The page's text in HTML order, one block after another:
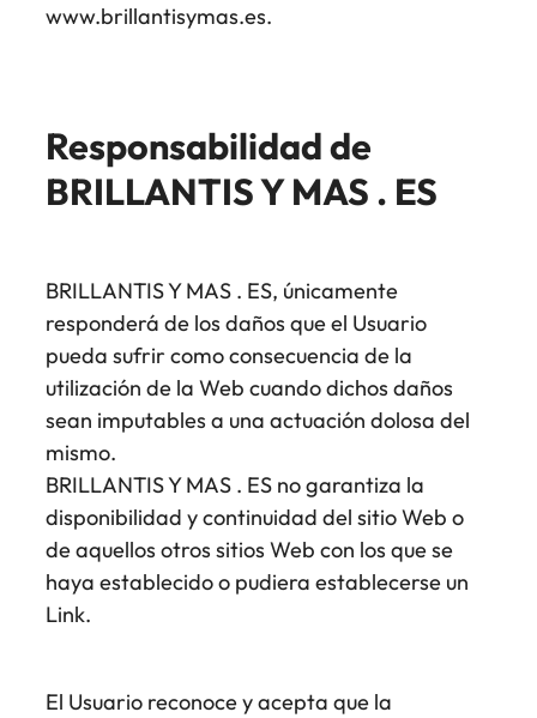
www.brillantisymas.es.
Responsabilidad de
BRILLANTIS Y MAS . ES
BRILLANTIS Y MAS . ES, únicamente
responderá de los daños que el Usuario
pueda sufrir como consecuencia de la
utilización de la Web cuando dichos daños
sean imputables a una actuación dolosa del
mismo.
BRILLANTIS Y MAS . ES no garantiza la
disponibilidad y continuidad del sitio Web o
de aquellos otros sitios Web con los que se
haya establecido o pudiera establecerse un
Link.
El Usuario reconoce y acepta que la